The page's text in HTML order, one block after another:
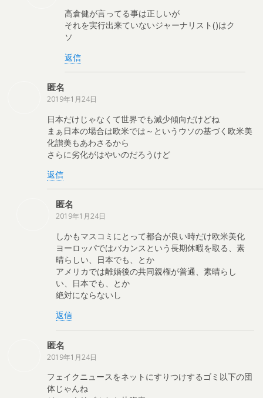
高倉健が言ってる事は正しいが
それを実行出来ていないジャーナリスト()はク
ソ
返信
匿名
2019年1月24日
日本だけじゃなくて世界でも減少傾向だけどね
まぁ日本の場合は欧米では～というウソの基づく欧米美
化讃美もあわさるから
さらに劣化がはやいのだろうけど
返信
匿名
2019年1月24日
しかもマスコミにとって都合が良い時だけ欧米美化
ヨーロッパではバカンスという長期休暇を取る、素
晴らしい、日本でも、とか
アメリカでは離婚後の共同親権が普通、素晴らし
い、日本でも、とか
絶対にならないし
返信
匿名
2019年1月24日
フェイクニュースをネットにすりつけするゴミ以下の団
体じゃんね